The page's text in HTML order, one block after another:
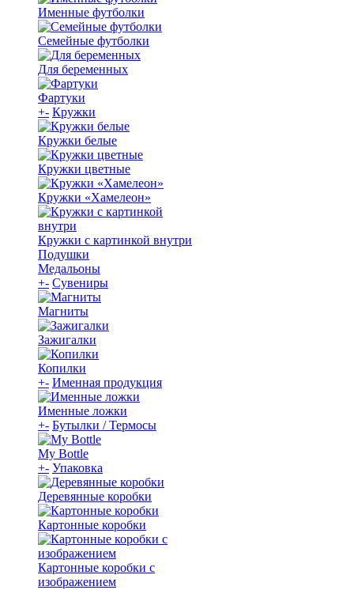
Именные футболки
Семейные футболки
Для беременных
Фартуки
+- Кружки
Кружки белые
Кружки цветные
Кружки «Хамелеон»
Кружки с картинкой внутри
Подушки
Медальоны
+- Сувениры
Магниты
Зажигалки
Копилки
+- Именная продукция
Именные ложки
+- Бутылки / Термосы
My Bottle
+- Упаковка
Деревянные коробки
Картонные коробки
Картонные коробки с
изображением